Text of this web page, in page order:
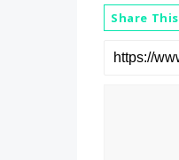
Share This